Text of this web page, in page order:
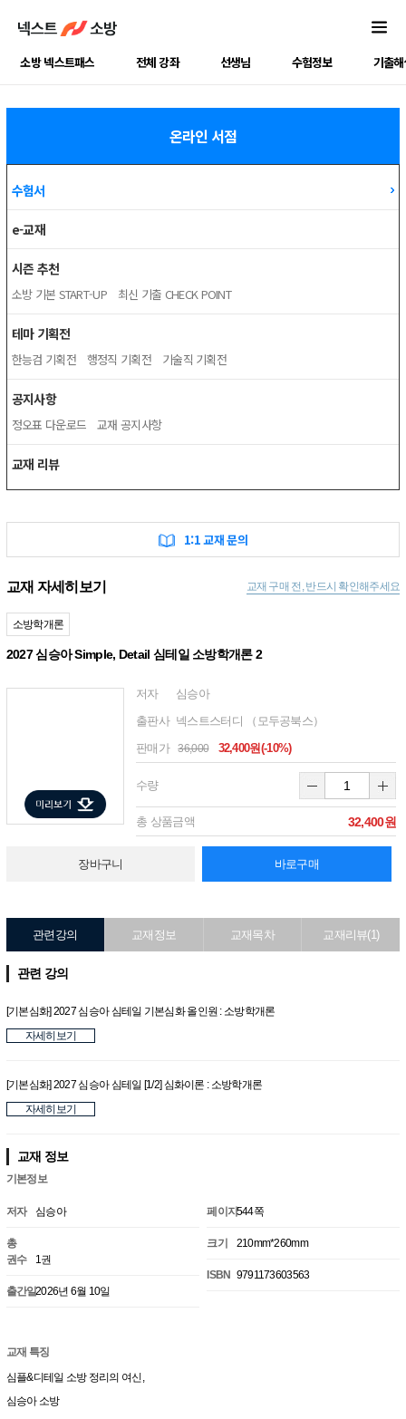
소방 넥스트패스 전체 강좌 선생님 수험정보 기출
온라인 서점
수험서
e-교재
시즌 추천
소방 기본 START-UP 최신 기출 CHECK POINT
테마 기획전
한능검 기획전 행정직 기획전 기술직 기획전
공지사항
정오표 다운로드 교재 공지사항
교재 리뷰
1:1 교재 문의
교재 자세히보기 교재 구매 전, 반드시 확인해주세요
소방학개론
2027 심승아 Simple, Detail 심테일 소방학개론 2
저자 심승아
출판사 넥스트스터디 （모두공북스）
판매가 36,000 32,400원(-10%)
수량
총 상품금액 32,400원
장바구니 바로구매
관련강의 교재정보 교재목차 교재리뷰(1)
관련 강의
[기본심화] 2027 심승아 심테일 기본심화 올인원 : 소방학개론
자세히보기
[기본심화] 2027 심승아 심테일 [1/2] 심화이론 : 소방학개론
자세히보기
교재 정보
기본정보
저자 심승아
총
권수
1권
출간일2026년 6월 10일
페이지544쪽
크기 210mm*260mm
ISBN 9791173603563
교재 특징
심플&디테일 소방 정리의 여신,
심승아 소방